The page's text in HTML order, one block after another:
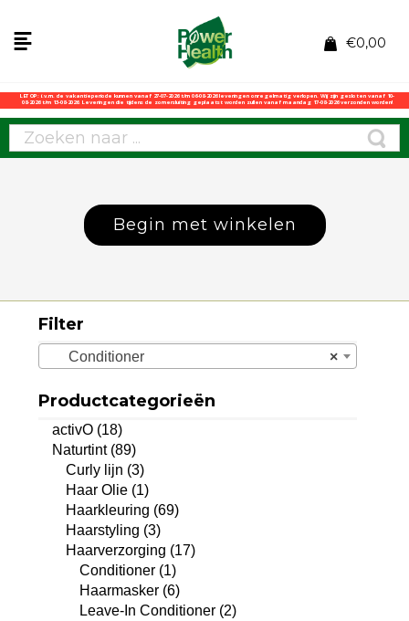
€0,00
LET OP: i.v.m. de vakantieperiode kunnen vanaf 27-07-2026 t/m 06-08-2026 leveringen onregelmatig verlopen. Wij zijn gesloten vanaf 10-
08-2026 t/m 13-08-2026. Leveringen die tijdens de zomersluiting geplaatst worden zullen vanaf maandag 17-08-2026 verzonden worden!
Begin met winkelen
Filter
×
Conditioner
Productcategorieën
activO (18)
Naturtint (89)
Curly lijn (3)
Haar Olie (1)
Haarkleuring (69)
Haarstyling (3)
Haarverzorging (17)
Conditioner (1)
Haarmasker (6)
Leave-In Conditioner (2)